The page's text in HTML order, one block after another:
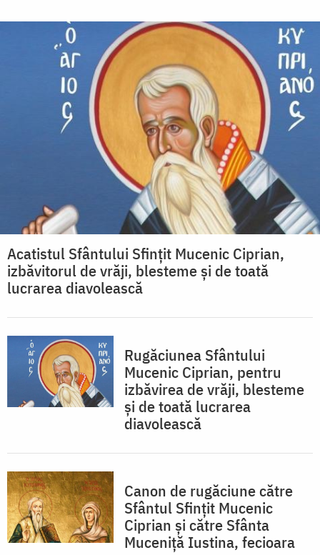
Acatistul Sfântului Sfințit Mucenic Ciprian,
izbăvitorul de vrăji, blesteme și de toată
lucrarea diavolească
Rugăciunea Sfântului
Mucenic Ciprian, pentru
izbăvirea de vrăji, blesteme
și de toată lucrarea
diavolească
Canon de rugăciune către
Sfântul Sfinţit Mucenic
Ciprian şi către Sfânta
Muceniţă Iustina, fecioara